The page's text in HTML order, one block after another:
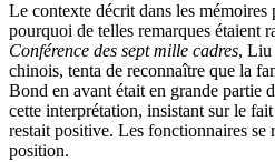
Le contexte décrit dans les mémoires
pourquoi de telles remarques étaient
Conférence des sept mille cadres, Liu
chinois, tenta de reconnaître que la
Bond en avant était en grande partie
cette interprétation, insistant sur le
restait positive. Les fonctionnaires se
position.